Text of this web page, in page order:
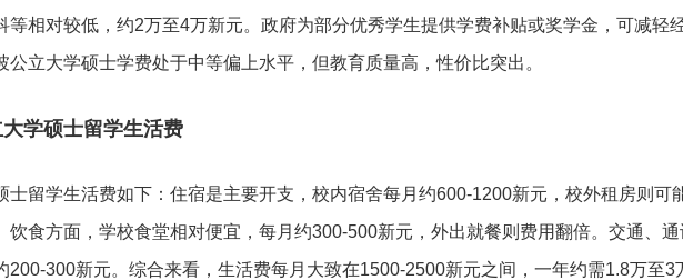
等相对较低，约2万至4万新元。政府为部分优秀学生提供学费补贴或奖学金，可减轻
公立大学硕士学费处于中等偏上水平，但教育质量高，性价比突出。
学硕士留学生活费
士留学生活费如下：住宿是主要开支，校内宿舍每月约600-1200新元，校外租房则可
饮食方面，学校食堂相对便宜，每月约300-500新元，外出就餐则费用翻倍。交通、
200-300新元。综合来看，生活费每月大致在1500-2500新元之间，一年约需1.8万至3